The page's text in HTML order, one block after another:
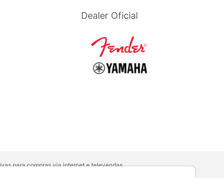
Dealer Oficial
para compras via internet e televendas.